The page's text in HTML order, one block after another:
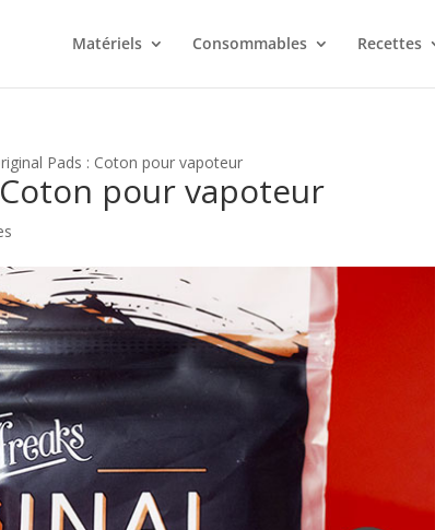
Matériels Consommables Recettes
Pads : Coton pour vapoteur
pour vapoteur